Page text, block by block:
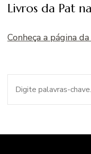
Livros da Pat
Conheça a página